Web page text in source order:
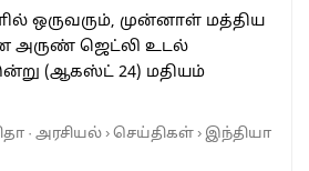
ஒருவரும், முன்னாள் மத்திய
அருண் ஜெட்லி உடல்
(ஆகஸ்ட் 24) மதியம்
· அரசியல்›செய்திகள்› இந்தியா